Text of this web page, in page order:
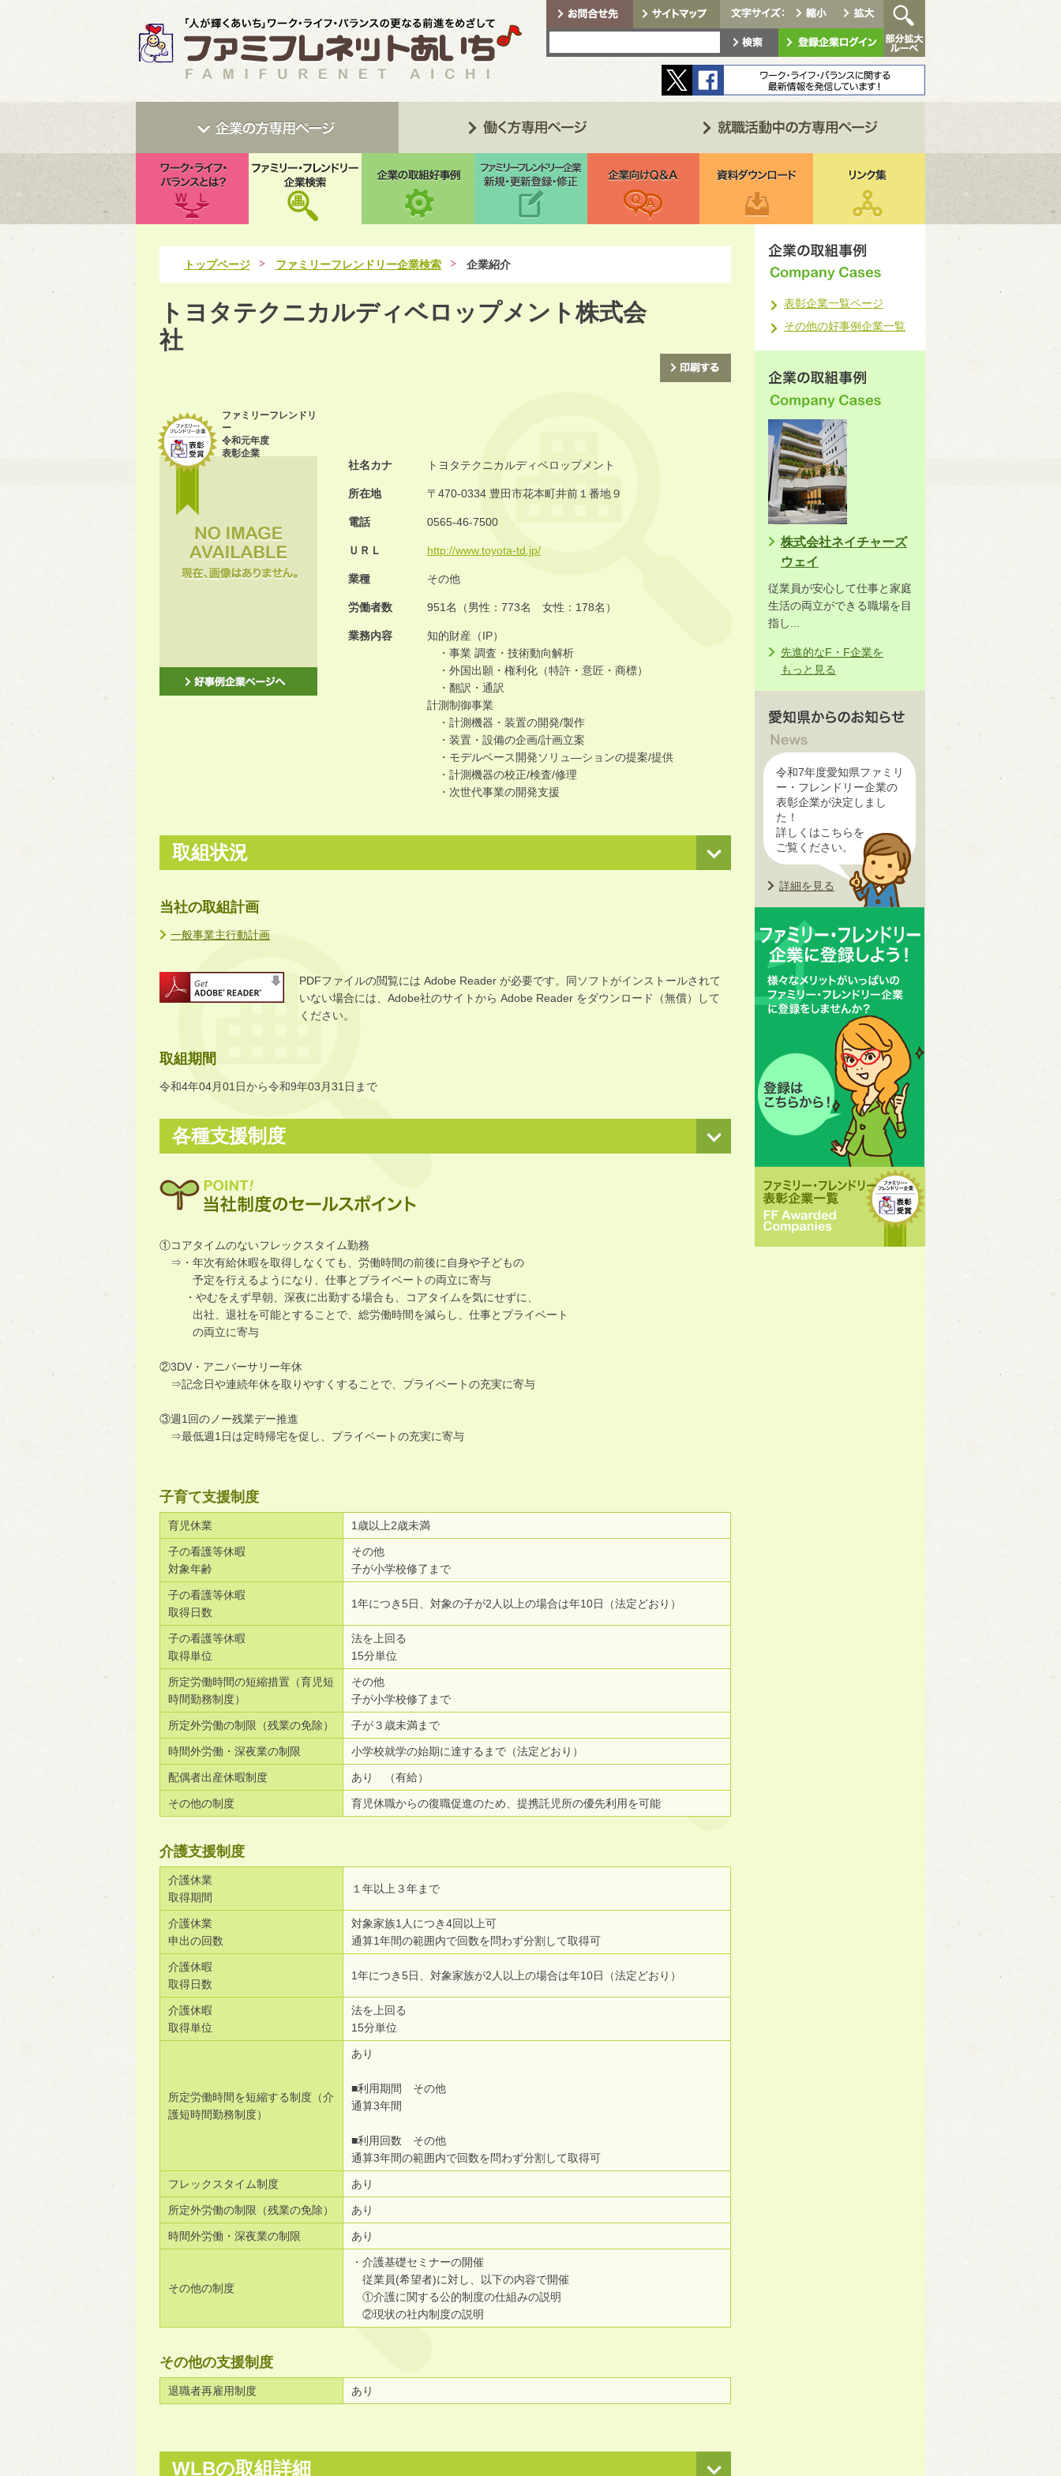
トップページ ファミリーフレンドリー企業検索 企業紹介
トヨタテクニカルディベロップメント株式会
社
ファミリーフレンドリ
ー
令和元年度
表彰企業
社名カナ トヨタテクニカルディベロップメント
所在地 〒470-0334 豊田市花本町井前１番地９
電話 0565-46-7500
ＵＲＬ http://www.toyota-td.jp/
業種 その他
労働者数 951名（男性：773名 女性：178名）
業務内容
知的財産（IP）
・事業 調査・技術動向解析
・外国出願・権利化（特許・意匠・商標）
・翻訳・通訳
計測制御事業
・計測機器・装置の開発/製作
・装置・設備の企画/計画立案
・モデルベース開発ソリュ―ションの提案/提供
・計測機器の校正/検査/修理
・次世代事業の開発支援
取組状況
当社の取組計画
一般事業主行動計画
PDFファイルの閲覧には Adobe Reader が必要です。同ソフトがインストールされて
いない場合には、Adobe社のサイトから Adobe Reader をダウンロード（無償）して
ください。
取組期間
令和4年04月01日から令和9年03月31日まで
各種支援制度
①コアタイムのないフレックスタイム勤務
⇒・年次有給休暇を取得しなくても、労働時間の前後に自身や子どもの
予定を行えるようになり、仕事とプライベートの両立に寄与
・やむをえず早朝、深夜に出勤する場合も、コアタイムを気にせずに、
出社、退社を可能とすることで、総労働時間を減らし、仕事とプライベート
の両立に寄与
②3DV・アニバーサリー年休
⇒記念日や連続年休を取りやすくすることで、プライベートの充実に寄与
③週1回のノー残業デー推進
⇒最低週1日は定時帰宅を促し、プライベートの充実に寄与
子育て支援制度
育児休業 1歳以上2歳未満
子の看護等休暇
対象年齢
その他
子が小学校修了まで
子の看護等休暇
取得日数
1年につき5日、対象の子が2人以上の場合は年10日（法定どおり）
子の看護等休暇
取得単位
法を上回る
15分単位
所定労働時間の短縮措置（育児短
時間勤務制度）
その他
子が小学校修了まで
所定外労働の制限（残業の免除） 子が３歳未満まで
時間外労働・深夜業の制限 小学校就学の始期に達するまで（法定どおり）
配偶者出産休暇制度 あり （有給）
その他の制度 育児休職からの復職促進のため、提携託児所の優先利用を可能
介護支援制度
介護休業
取得期間
１年以上３年まで
介護休業
申出の回数
対象家族1人につき4回以上可
通算1年間の範囲内で回数を問わず分割して取得可
介護休暇
取得日数
1年につき5日、対象家族が2人以上の場合は年10日（法定どおり）
介護休暇
取得単位
法を上回る
15分単位
所定労働時間を短縮する制度（介
護短時間勤務制度）
あり
■利用期間 その他
通算3年間
■利用回数 その他
通算3年間の範囲内で回数を問わず分割して取得可
フレックスタイム制度 あり
所定外労働の制限（残業の免除） あり
時間外労働・深夜業の制限 あり
その他の制度
・介護基礎セミナーの開催
従業員(希望者)に対し、以下の内容で開催
①介護に関する公的制度の仕組みの説明
②現状の社内制度の説明
その他の支援制度
退職者再雇用制度 あり
WLBの取組詳細
表彰企業一覧ページ
その他の好事例企業一覧
株式会社ネイチャーズ
ウェイ
従業員が安心して仕事と家庭
生活の両立ができる職場を目
指し...
先進的なF・F企業を
もっと見る
令和7年度愛知県ファミリ
ー・フレンドリー企業の
表彰企業が決定しまし
た！
詳しくはこちらを
ご覧ください。
詳細を見る